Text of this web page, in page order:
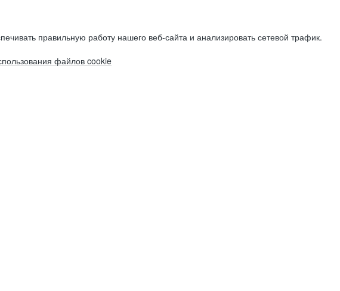
правильную работу нашего веб-сайта и анализировать сетевой трафик.
файлов cookie